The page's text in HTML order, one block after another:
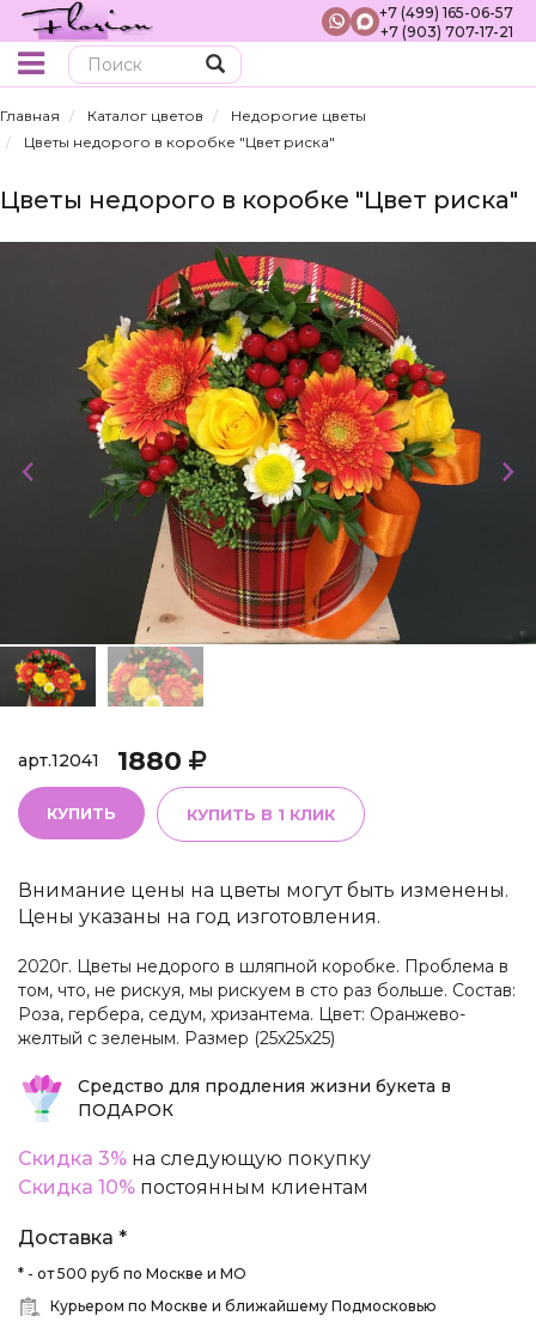
+7 (499) 165-06-57
+7 (903) 707-17-21
Главная Каталог цветов
Недорогие цветы
Цветы недорого в коробке "Цвет риска"
Цветы недорого в коробке "Цвет риска"
арт.12041 1880
КУПИТЬ КУПИТЬ В 1 КЛИК
Внимание цены на цветы могут быть изменены.
Цены указаны на год изготовления.
2020г. Цветы недорого в шляпной коробке. Проблема в
том, что, не рискуя, мы рискуем в сто раз больше. Состав:
Роза, гербера, седум, хризантема. Цвет: Оранжево-
желтый с зеленым. Размер (25х25х25)
Средство для продления жизни букета в
ПОДАРОК
Скидка 3% на следующую покупку
Скидка 10% постоянным клиентам
Доставка *
* - от 500 руб по Москве и МО
Курьером по Москве и ближайшему Подмосковью